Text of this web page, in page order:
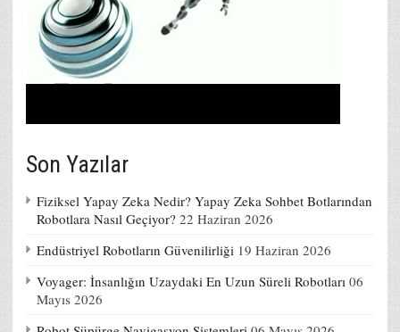
Son Yazılar
Fiziksel Yapay Zeka Nedir? Yapay Zeka Sohbet Botlarından
Robotlara Nasıl Geçiyor? 22 Haziran 2026
Endüstriyel Robotların Güvenilirliği 19 Haziran 2026
Voyager: İnsanlığın Uzaydaki En Uzun Süreli Robotları 06
Mayıs 2026